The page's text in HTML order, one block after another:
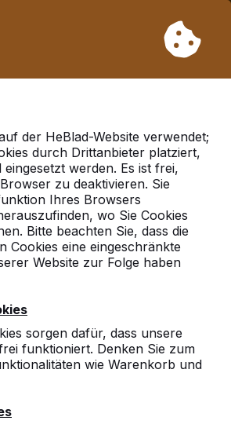
berücksichtigen Sie daher längere
der HeBlad-Website verwendet;
durch Drittanbieter platziert,
werden. Es ist frei,
zu deaktivieren. Sie
Ihres Browsers
wo Sie Cookies
Bitte beachten Sie, dass die
Cookies eine eingeschränkte
Website zur Folge haben
sorgen dafür, dass unsere
funktioniert. Denken Sie zum
wie Warenkorb und
Fragen
der Fragen, die häufig gestellt
ist nicht dabei? Dann nehmen Sie
auf.
Zeige alles